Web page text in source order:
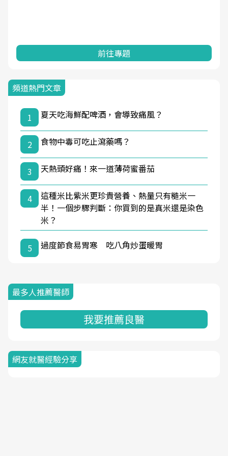
前往專題
頻道熱門文章
1 夏天吃海鮮配啤酒，會導致痛風？
2 食物中毒可吃止瀉藥嗎？
3 天熱頭好痛！來一道薄荷蜜番茄
4
這種米比紫米更珍貴營養、熱量只有糙米一
半！一個步驟判斷：你買到的是真米還是染色
米？
5 過度節食易胃寒 吃八角炒蛋暖胃
最多人推薦醫師
我要推薦良醫
網友就醫經驗分享